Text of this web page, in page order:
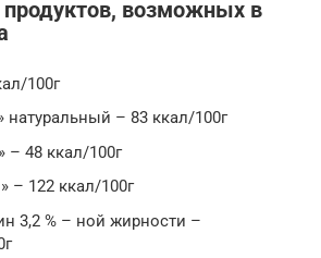
продуктов, возможных в
100г
натуральный – 83 ккал/100г
– 48 ккал/100г
– 122 ккал/100г
3,2 % – ной жирности –